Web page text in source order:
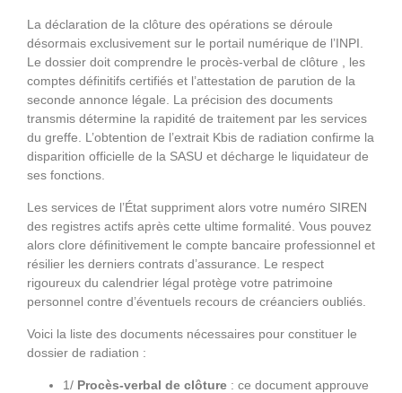
La déclaration de la clôture des opérations se déroule
désormais exclusivement sur le portail numérique de l’INPI.
Le dossier doit comprendre le procès-verbal de clôture , les
comptes définitifs certifiés et l’attestation de parution de la
seconde annonce légale. La précision des documents
transmis détermine la rapidité de traitement par les services
du greffe. L’obtention de l’extrait Kbis de radiation confirme la
disparition officielle de la SASU et décharge le liquidateur de
ses fonctions.
Les services de l’État suppriment alors votre numéro SIREN
des registres actifs après cette ultime formalité. Vous pouvez
alors clore définitivement le compte bancaire professionnel et
résilier les derniers contrats d’assurance. Le respect
rigoureux du calendrier légal protège votre patrimoine
personnel contre d’éventuels recours de créanciers oubliés.
Voici la liste des documents nécessaires pour constituer le
dossier de radiation :
1/ Procès-verbal de clôture : ce document approuve